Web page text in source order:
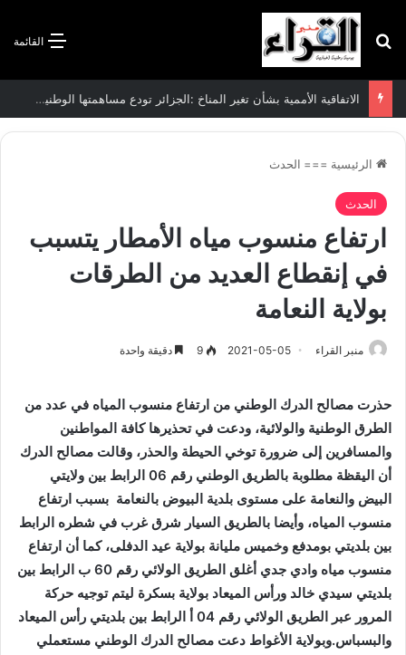
القائمة بحث عن
الاتفاقية الأممية بشأن تغير المناخ :الجزائر تودع مساهمتها الوطنية المحددة لسنة 2026
الرئيسية === الحدث
الحدث
ارتفاع منسوب مياه الأمطار يتسبب
في إنقطاع العديد من الطرقات
بولاية النعامة
منبر القراء 2021-05-05
9 دقيقة واحدة
حذرت مصالح الدرك الوطني من ارتفاع منسوب المياه في عدد من
الطرق الوطنية والولائية، ودعت في تحذيرها كافة المواطنين
والمسافرين إلى ضرورة توخي الحيطة والحذر، وقالت مصالح الدرك
أن اليقظة مطلوبة بالطريق الوطني رقم 06 الرابط بين ولايتي
البيض والنعامة على مستوى بلدية البيوض بالنعامة بسبب ارتفاع
منسوب المياه، وأيضا بالطريق السيار شرق غرب في شطره الرابط
بين بلديتي بومدفع وخميس مليانة بولاية عيد الدفلى، كما أن ارتفاع
منسوب مياه وادي جدي أغلق الطريق الولائي رقم 60 ب الرابط بين
بلديتي سيدي خالد ورأس الميعاد بولاية بسكرة ليتم توجيه حركة
المرور عبر الطريق الولائي رقم 04 أ الرابط بين بلديتي رأس الميعاد
والبسباس.وبولاية الأغواط دعت مصالح الدرك الوطني مستعملي